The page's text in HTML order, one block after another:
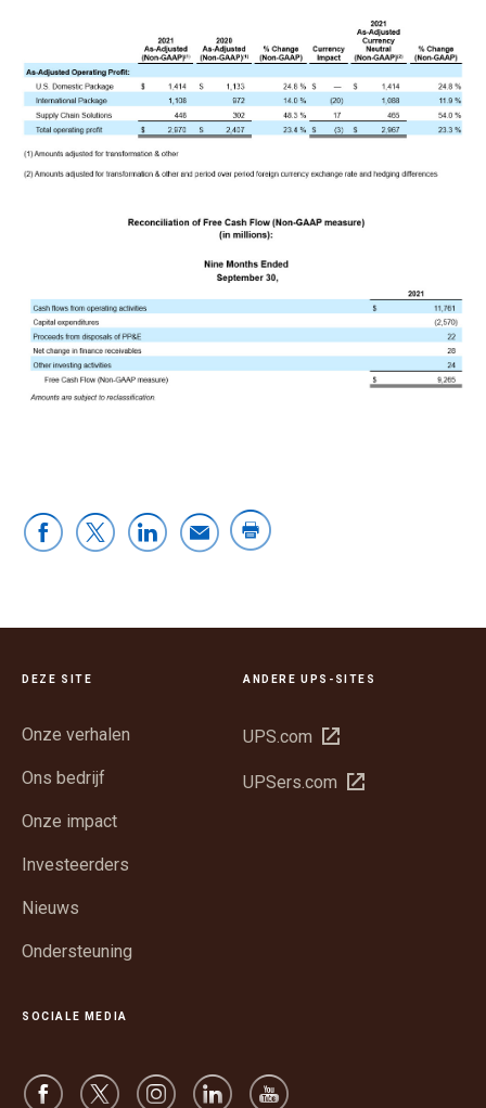
DEZE SITE
Onze verhalen
Ons bedrijf
Onze impact
Investeerders
Nieuws
Ondersteuning
ANDERE UPS-SITES
UPS.com Opent
een
UPSers.com Opent
SOCIALE MEDIA